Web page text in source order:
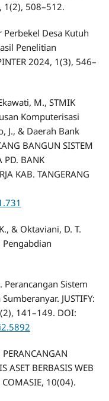
1(2), 508–512.
Desa Kutuh
Penelitian
2024, 1(3), 546–
M., STMIK
Komputerisasi
J., & Daerah Bank
BANGUN SISTEM
PD. BANK
KAB. TANGERANG
& Oktaviani, D. T.
Sistem
JUSTIFY:
141–149. DOI:
ASET BERBASIS WEB
COMASIE, 10(04).